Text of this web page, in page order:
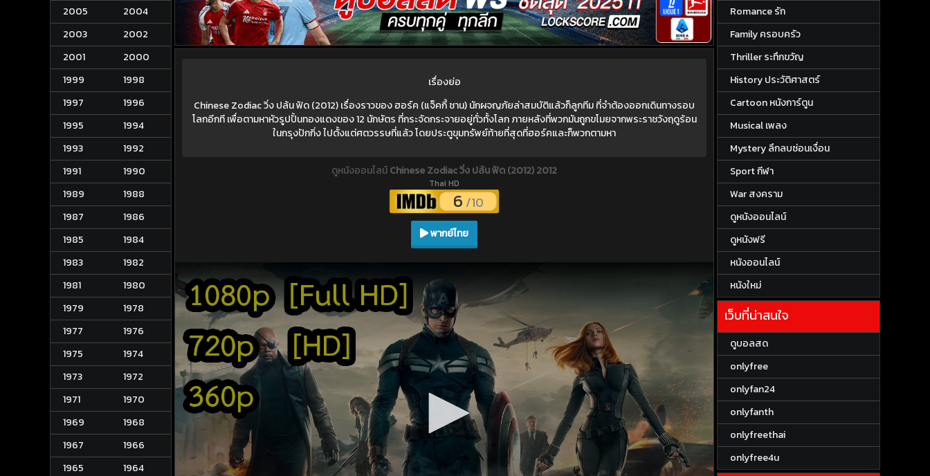
2005
2004
2003
2002
2001
2000
1999
1998
1997
1996
1995
1994
1993
1992
1991
1990
1989
1988
1987
1986
1985
1984
1983
1982
1981
1980
1979
1978
1977
1976
1975
1974
1973
1972
1971
1970
1969
1968
1967
1966
1965
1964
เรื่องย่อ
Chinese Zodiac วิ่ง ปล้น ฟัด (2012) เรื่องราวของ ฮอร์ค (แจ็คกี้ ชาน) นักผจญภัยล่าสมบัติแล้วก็ลูกทีม ที่จำต้องออกเดินทางรอบ
โลกอีกที เพื่อตามหาหัวรูปปั้นทองแดงของ 12 นักษัตร ที่กระจัดกระจายอยู่ทั่วทั้งโลก ภายหลังที่พวกมันถูกขโมยจากพระราชวังฤดูร้อน
ในกรุงปักกิ่ง ไปตั้งแต่ศตวรรษที่แล้ว โดยประตูขุมทรัพย์ท้ายที่สุดที่ฮอร์คและก็พวกตามหา
ดูหนังออนไลน์Chinese Zodiac วิ่ง ปล้น ฟัด (2012) 2012
Thai HD
6 /10
พากย์ไทย
Romance รัก
Family ครอบครัว
Thriller ระทึกขวัญ
History ประวัติศาสตร์
Cartoon หนังการ์ตูน
Musical เพลง
Mystery ลึกลบซ่อนเงื่อน
Sport กีฬา
War สงคราม
ดูหนังออนไลน์
ดูหนังฟรี
หนังออนไลน์
หนังใหม่
เว็บที่น่าสนใจ
ดูบอลสด
onlyfree
onlyfan24
onlyfanth
onlyfreethai
onlyfree4u